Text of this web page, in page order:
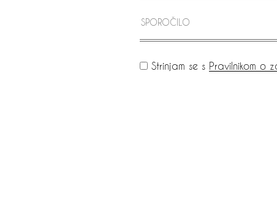
Strinjam se s Pravilnikom o